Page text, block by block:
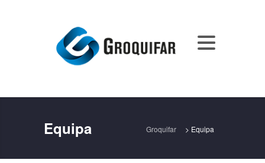
Equipa Groquifar > Equipa